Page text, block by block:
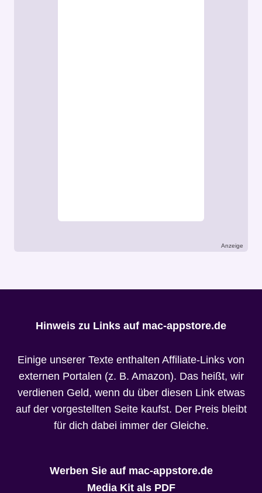
Anzeige
Hinweis zu Links auf mac-appstore.de
Einige unserer Texte enthalten Affiliate-Links von
externen Portalen (z. B. Amazon). Das heißt, wir
verdienen Geld, wenn du über diesen Link etwas
auf der vorgestellten Seite kaufst. Der Preis bleibt
für dich dabei immer der Gleiche.
Werben Sie auf mac-appstore.de
Media Kit als PDF